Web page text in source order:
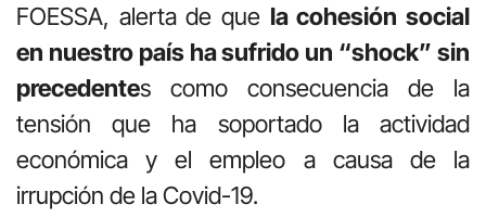
FOESSA, alerta de que la cohesión social
en nuestro país ha sufrido un “shock” sin
precedentes como consecuencia de la
tensión que ha soportado la actividad
económica y el empleo a causa de la
irrupción de la Covid-19.